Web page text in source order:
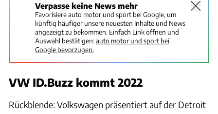
Verpasse keine News mehr
Favorisiere auto motor und sport bei Google, um
künftig häufiger unsere neuesten Inhalte und News
angezeigt zu bekommen. Einfach Link öffnen und
Auswahl bestätigen:auto motor und sport bei
Google bevorzugen.
VW ID.Buzz kommt 2022
Rückblende: Volkswagen präsentiert auf der Detroit